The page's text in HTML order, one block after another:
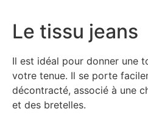
Le tissu jeans
Il est idéal pour donner une
votre tenue. Il se porte
décontracté, associé à une
et des bretelles.